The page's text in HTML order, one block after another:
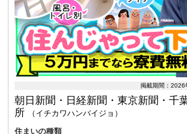
掲載期間：2026
朝日新聞・日経新聞・東京新聞・千
所
（イチカワハンバイジョ）
住まいの種類